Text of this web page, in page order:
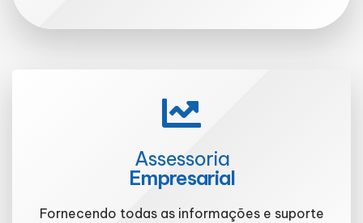
Assessoria
Empresarial
Fornecendo todas as informações e suporte